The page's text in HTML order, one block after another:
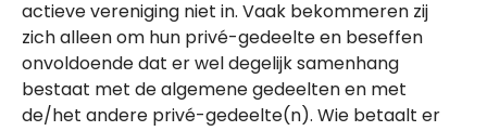
actieve vereniging niet in. Vaak bekommeren zij
zich alleen om hun privé-gedeelte en beseffen
onvoldoende dat er wel degelijk samenhang
bestaat met de algemene gedeelten en met
de/het andere privé-gedeelte(n). Wie betaalt er